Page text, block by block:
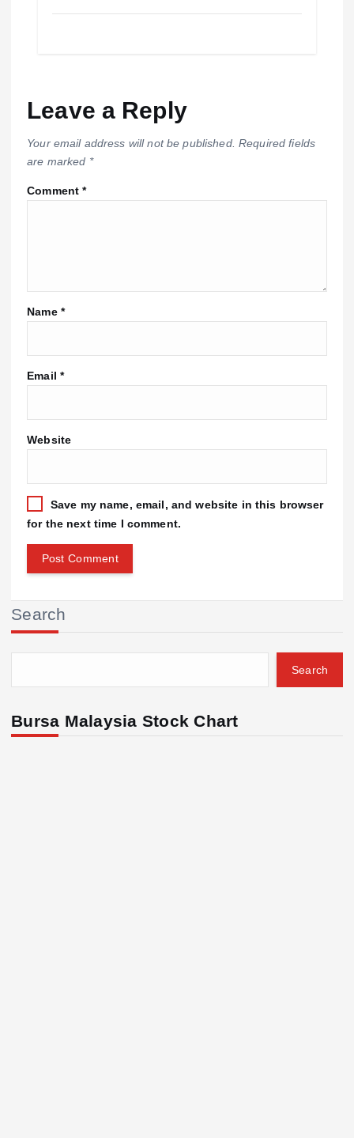
Leave a Reply
Your email address will not be published. Required fields
are marked *
Comment*
Name *
Email *
Website
Save my name, email, and website in this browser
for the next time I comment.
Search
Search
Bursa Malaysia Stock Chart